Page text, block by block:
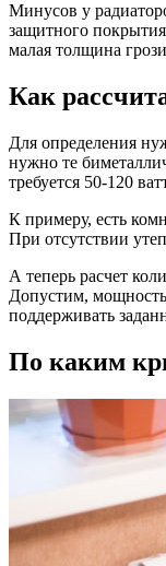
Минусов у
защитного
малая толщина
Как
Для определения
нужно те
требуется 50-120
К примеру, есть
При отсутствии
А теперь расчет
Допустим,
поддерживать
По каким